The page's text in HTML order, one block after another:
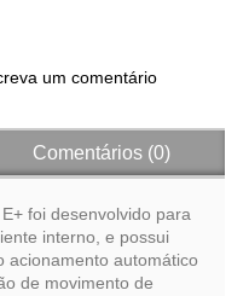
um comentário
Comentários (0)
foi desenvolvido para
interno, e possui
acionamento automático
de movimento de